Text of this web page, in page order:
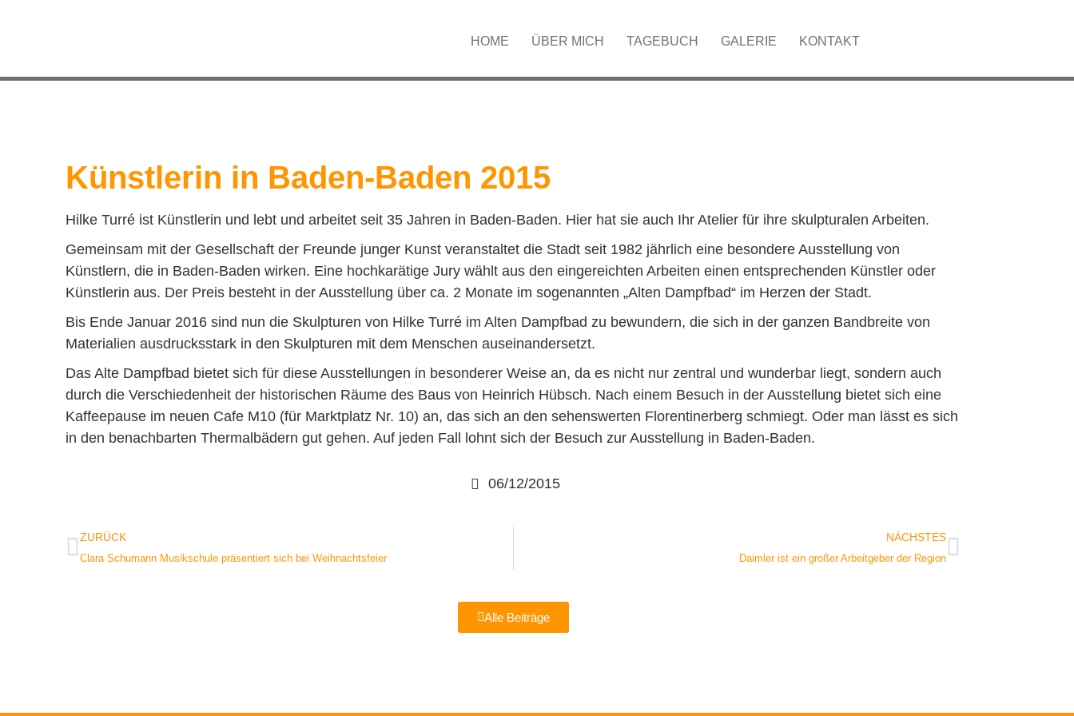
HOME ÜBER MICH TAGEBUCH GALERIE KONTAKT
Künstlerin in Baden-Baden 2015
Hilke Turré ist Künstlerin und lebt und arbeitet seit 35 Jahren in Baden-Baden. Hier hat sie auch Ihr Atelier für ihre skulpturalen Arbeiten.
Gemeinsam mit der Gesellschaft der Freunde junger Kunst veranstaltet die Stadt seit 1982 jährlich eine besondere Ausstellung von
Künstlern, die in Baden-Baden wirken. Eine hochkarätige Jury wählt aus den eingereichten Arbeiten einen entsprechenden Künstler oder
Künstlerin aus. Der Preis besteht in der Ausstellung über ca. 2 Monate im sogenannten „Alten Dampfbad“ im Herzen der Stadt.
Bis Ende Januar 2016 sind nun die Skulpturen von Hilke Turré im Alten Dampfbad zu bewundern, die sich in der ganzen Bandbreite von
Materialien ausdrucksstark in den Skulpturen mit dem Menschen auseinandersetzt.
Das Alte Dampfbad bietet sich für diese Ausstellungen in besonderer Weise an, da es nicht nur zentral und wunderbar liegt, sondern auch
durch die Verschiedenheit der historischen Räume des Baus von Heinrich Hübsch. Nach einem Besuch in der Ausstellung bietet sich eine
Kaffeepause im neuen Cafe M10 (für Marktplatz Nr. 10) an, das sich an den sehenswerten Florentinerberg schmiegt. Oder man lässt es sich
in den benachbarten Thermalbädern gut gehen. Auf jeden Fall lohnt sich der Besuch zur Ausstellung in Baden-Baden.
06/12/2015
ZURÜCK
Clara Schumann Musikschule präsentiert sich bei Weihnachtsfeier
NÄCHSTES
Daimler ist ein großer Arbeitgeber der Region
Alle Beiträge